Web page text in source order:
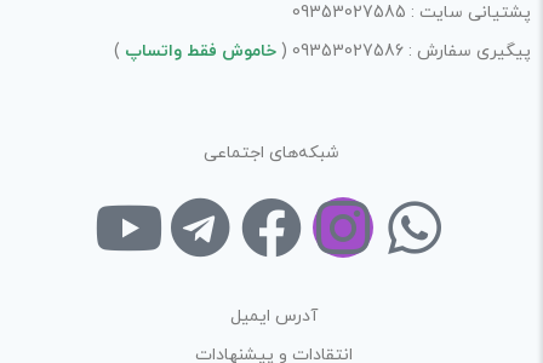
پشتیانی سایت : 09353027585
پیگیری سفارش : 09353027586 (
خاموش فقط واتساپ )
شبکه‌های اجتماعی
آدرس ایمیل
انتقادات و پیشنهادات